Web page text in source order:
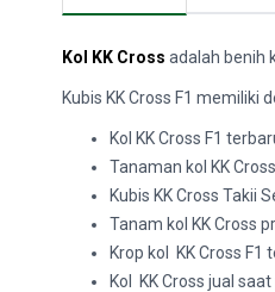
Kol KK Cross adalah benih
Kubis KK Cross F1 memiliki
Kol KK Cross F1
Tanaman kol KK
Kubis KK Cross Takii
Tanam kol KK Cross
Krop kol KK Cross
Kol KK Cross jual